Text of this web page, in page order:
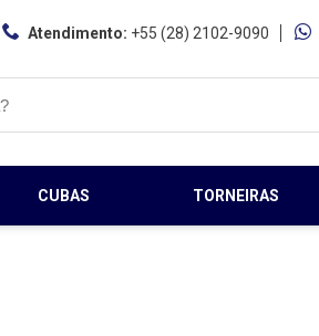
Atendimento: +55 (28) 2102-9090
CUBAS TORNEIRAS